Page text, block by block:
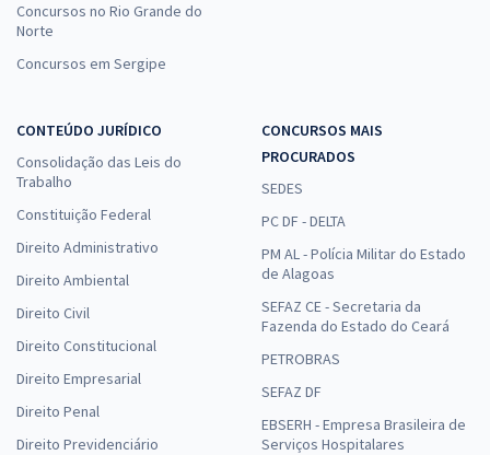
Concursos no Rio Grande do
Norte
Concursos em Sergipe
CONTEÚDO JURÍDICO
Consolidação das Leis do
Trabalho
Constituição Federal
Direito Administrativo
Direito Ambiental
Direito Civil
Direito Constitucional
Direito Empresarial
Direito Penal
Direito Previdenciário
CONCURSOS MAIS
PROCURADOS
SEDES
PC DF - DELTA
PM AL - Polícia Militar do Estado
de Alagoas
SEFAZ CE - Secretaria da
Fazenda do Estado do Ceará
PETROBRAS
SEFAZ DF
EBSERH - Empresa Brasileira de
Serviços Hospitalares